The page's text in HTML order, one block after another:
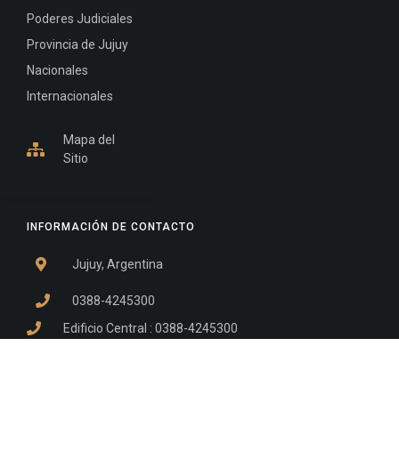
INFORMACIÓN DE CONTACTO
Jujuy, Argentina
0388-4245300
Edificio Central : 0388-4245300
Poderes Judiciales
Provincia de Jujuy
Nacionales
Internacionales
Mapa del
Sitio